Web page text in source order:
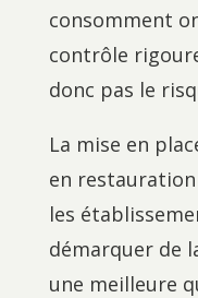
consomment
contrôle
donc pas le
La mise en
en
les
démarquer de
une meilleure